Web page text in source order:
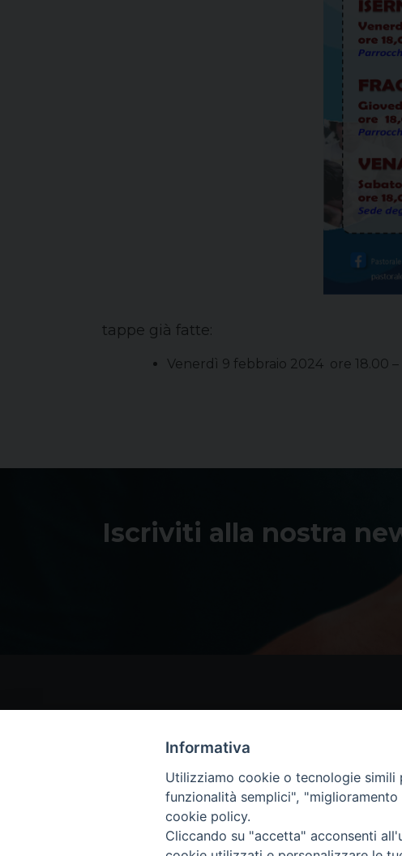
tappe già fatte:
Venerdì 9 febbraio 2024 ore 18.00 –
Iscriviti alla nostra
Informativa
Utilizziamo cookie o tecnologie
funzionalità semplici",
cookie policy.
Cliccando su "accetta" acconsenti